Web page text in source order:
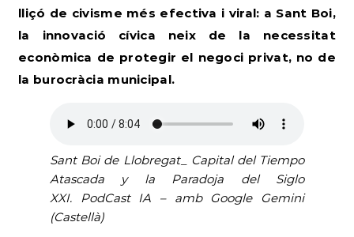
lliçó de civisme més efectiva i viral: a Sant Boi,
la innovació cívica neix de la necessitat
econòmica de protegir el negoci privat, no de
la burocràcia municipal.
Sant Boi de Llobregat_ Capital del Tiempo
Atascada y la Paradoja del Siglo
XXI. PodCast IA – amb Google Gemini
(Castellà)